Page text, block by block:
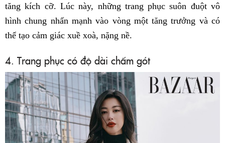
tăng kích cỡ. Lúc này, những trang phục suôn đuột vô
hình chung nhấn mạnh vào vòng một tăng trưởng và có
thể tạo cảm giác xuề xoà, nặng nề.
4. Trang phục có độ dài chấm gót